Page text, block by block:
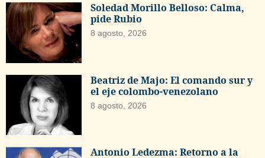
Soledad Morillo Belloso: Calma,
pide Rubio
8 agosto, 2026
Beatriz de Majo: El comando sur y
el eje colombo-venezolano
8 agosto, 2026
Antonio Ledezma: Retorno a la